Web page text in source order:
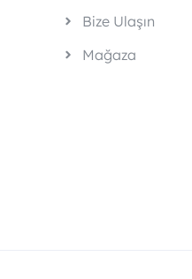
Bize Ulaşın
Mağaza